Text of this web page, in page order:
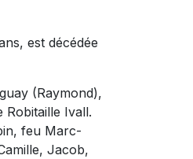
est décédée
(Raymond),
Ivall.
feu Marc-
Jacob,